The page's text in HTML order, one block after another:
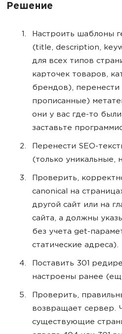
Решение
Настроить шаблоны
(title, description,
для всех типов
карточек товаров,
брендов),
прописанные)
они у вас где-то
заставьте
Перенести SEO-
(только уникальные,
Проверить,
canonical на
другой сайт или на
сайта, а должны
без учета get-
статические адреса).
Поставить 301
настроены ранее
Проверить,
возвращает сервер.
существующие